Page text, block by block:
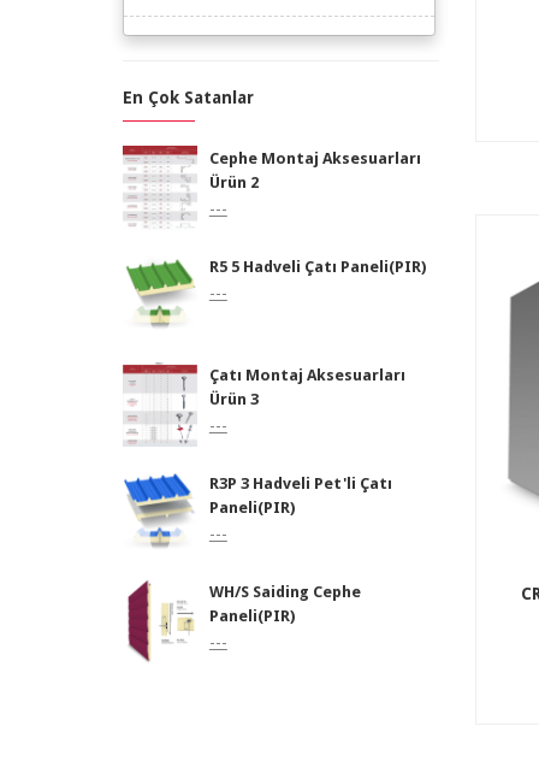
En Çok Satanlar
Cephe Montaj Aksesuarları
Ürün 2
---
R5 5 Hadveli Çatı Paneli(PIR)
---
Çatı Montaj Aksesuarları
Ürün 3
---
R3P 3 Hadveli Pet'li Çatı
Paneli(PIR)
---
WH/S Saiding Cephe
Paneli(PIR)
---